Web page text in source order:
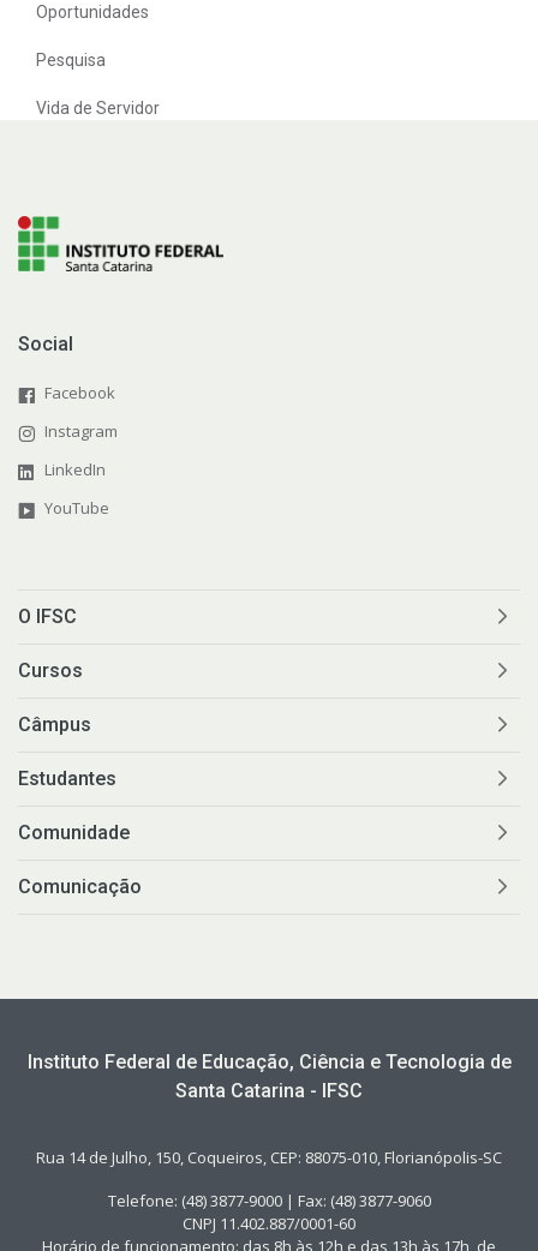
Oportunidades
Pesquisa
Vida de Servidor
Social
Facebook
Instagram
LinkedIn
YouTube
O IFSC
Cursos
Câmpus
Estudantes
Comunidade
Comunicação
Instituto Federal de Educação, Ciência e Tecnologia de
Santa Catarina - IFSC
Rua 14 de Julho, 150, Coqueiros, CEP: 88075-010, Florianópolis-SC
Telefone: (48) 3877-9000 | Fax: (48) 3877-9060
CNPJ 11.402.887/0001-60
Horário de funcionamento: das 8h às 12h e das 13h às 17h, de